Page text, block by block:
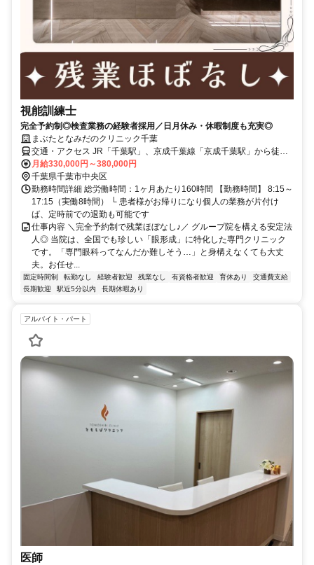
視能訓練士
完全予約制◎検査業務の経験者採用／日月休み・休暇制度も充実◎
まぶたとなみだのクリニック千葉
交通・アクセス JR「千葉駅」、京成千葉線「京成千葉駅」から徒歩6
分
月給330,000円～380,000円
千葉県千葉市中央区
勤務時間詳細 総労働時間：1ヶ月あたり160時間 【勤務時間】 8:15～
17:15（実働8時間） └ 患者様がお帰りになり個人の業務が片付け
ば、定時前での退勤も可能です
仕事内容 ＼完全予約制で残業ほぼなし♪／ グループ院を構える安定法
人◎ 当院は、全国でも珍しい「眼形成」に特化した専門クリニック
です。「専門眼科ってなんだか難しそう…」と身構えなくても大丈
夫。お任せ...
固定時間制 転勤なし 経験者歓迎 残業なし 有資格者歓迎 育休あり
交通費支給
長期歓迎
駅近5分以内 長期休暇あり
アルバイト・パート
医師